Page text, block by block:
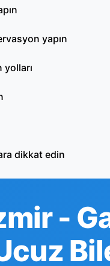
yapın
yolları
dikkat edin
-